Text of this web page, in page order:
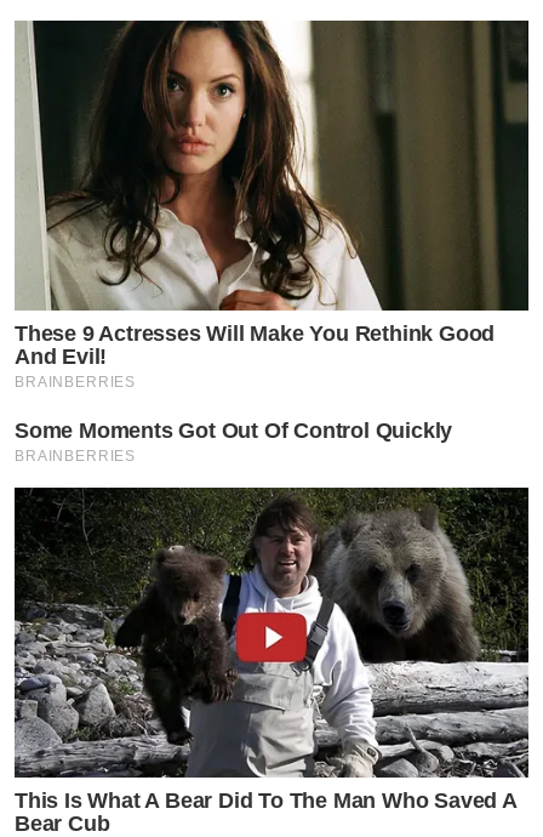
These 9 Actresses Will Make You Rethink Good
And Evil!
BRAINBERRIES
Some Moments Got Out Of Control Quickly
BRAINBERRIES
This Is What A Bear Did To The Man Who Saved A
Bear Cub